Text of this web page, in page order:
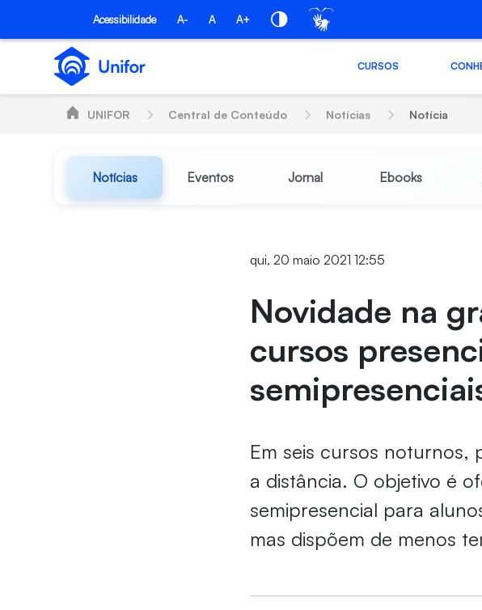
Pular para o Conteúdo principal
Acessibilidade A- A A+
CURSOS
UNIFOR Central de Conteúdo Notícias Notícia
Notícias Eventos Jornal Ebooks
qui, 20 maio 2021 12:55
Novidade na
cursos
Em seis cursos noturnos,
a distância. O objetivo é
semipresencial para
mas dispõem de menos